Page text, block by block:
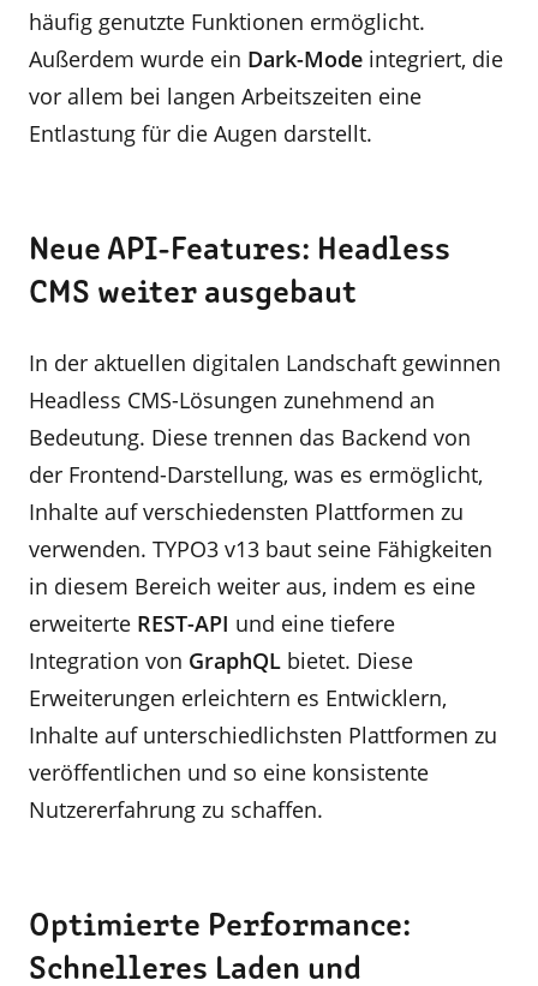
häufig genutzte Funktionen ermöglicht.
Außerdem wurde ein Dark-Mode integriert, die
vor allem bei langen Arbeitszeiten eine
Entlastung für die Augen darstellt.
Neue API-Features: Headless
CMS weiter ausgebaut
In der aktuellen digitalen Landschaft gewinnen
Headless CMS-Lösungen zunehmend an
Bedeutung. Diese trennen das Backend von
der Frontend-Darstellung, was es ermöglicht,
Inhalte auf verschiedensten Plattformen zu
verwenden. TYPO3 v13 baut seine Fähigkeiten
in diesem Bereich weiter aus, indem es eine
erweiterte REST-API und eine tiefere
Integration von GraphQL bietet. Diese
Erweiterungen erleichtern es Entwicklern,
Inhalte auf unterschiedlichsten Plattformen zu
veröffentlichen und so eine konsistente
Nutzererfahrung zu schaffen.
Optimierte Performance:
Schnelleres Laden und